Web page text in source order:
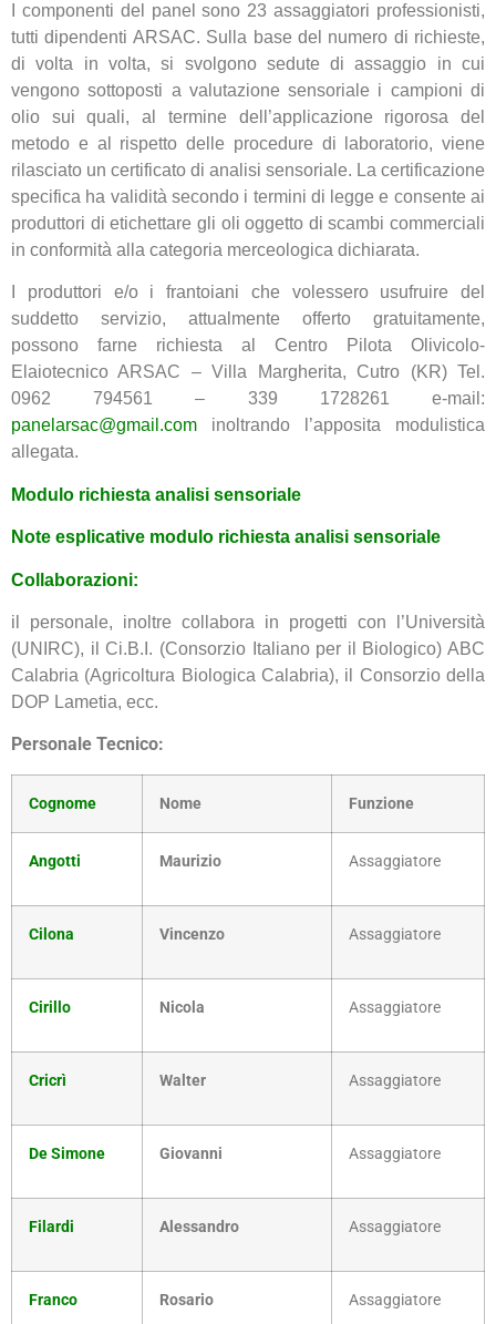
I componenti del panel sono 23 assaggiatori professionisti,
tutti dipendenti ARSAC. Sulla base del numero di richieste,
di volta in volta, si svolgono sedute di assaggio in cui
vengono sottoposti a valutazione sensoriale i campioni di
olio sui quali, al termine dell’applicazione rigorosa del
metodo e al rispetto delle procedure di laboratorio, viene
rilasciato un certificato di analisi sensoriale. La certificazione
specifica ha validità secondo i termini di legge e consente ai
produttori di etichettare gli oli oggetto di scambi commerciali
in conformità alla categoria merceologica dichiarata.
I produttori e/o i frantoiani che volessero usufruire del
suddetto servizio, attualmente offerto gratuitamente,
possono farne richiesta al Centro Pilota Olivicolo-
Elaiotecnico ARSAC – Villa Margherita, Cutro (KR) Tel.
0962 794561 – 339 1728261 e-mail:
panelarsac@gmail.com inoltrando l’apposita modulistica
allegata.
Modulo richiesta analisi sensoriale
Note esplicative modulo richiesta analisi sensoriale
Collaborazioni:
il personale, inoltre collabora in progetti con l’Università
(UNIRC), il Ci.B.I. (Consorzio Italiano per il Biologico) ABC
Calabria (Agricoltura Biologica Calabria), il Consorzio della
DOP Lametia, ecc.
Personale Tecnico:
Cognome Nome Funzione
Angotti Maurizio Assaggiatore
Cilona Vincenzo Assaggiatore
Cirillo Nicola Assaggiatore
Cricrì Walter Assaggiatore
De Simone Giovanni Assaggiatore
Filardi Alessandro Assaggiatore
Franco Rosario Assaggiatore